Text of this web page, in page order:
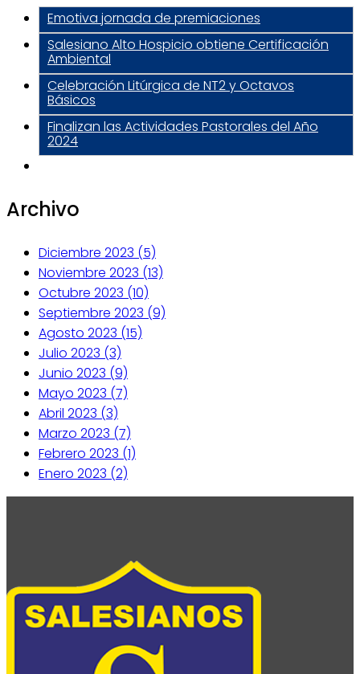
Emotiva jornada de premiaciones
Salesiano Alto Hospicio obtiene Certificación
Ambiental
Celebración Litúrgica de NT2 y Octavos
Básicos
Finalizan las Actividades Pastorales del Año
2024
Archivo
Diciembre 2023 (5)
Noviembre 2023 (13)
Octubre 2023 (10)
Septiembre 2023 (9)
Agosto 2023 (15)
Julio 2023 (3)
Junio 2023 (9)
Mayo 2023 (7)
Abril 2023 (3)
Marzo 2023 (7)
Febrero 2023 (1)
Enero 2023 (2)